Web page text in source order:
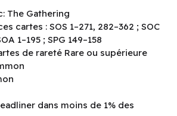
The Gathering
cartes : SOS 1–271, 282–362 ; SOC
1–195 ; SPG 149–158
de rareté Rare ou supérieure
dans moins de 1% des